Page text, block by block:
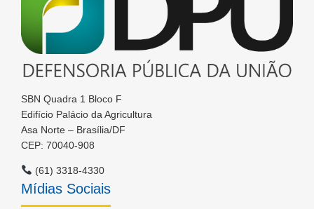
SBN Quadra 1 Bloco F
Edifício Palácio da Agricultura
Asa Norte – Brasília/DF
CEP: 70040-908
(61) 3318-4330
Mídias Sociais